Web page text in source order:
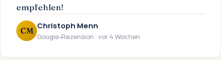
empfehlen!
CM Christoph Menn
Google-Rezension · vor 4 Wochen